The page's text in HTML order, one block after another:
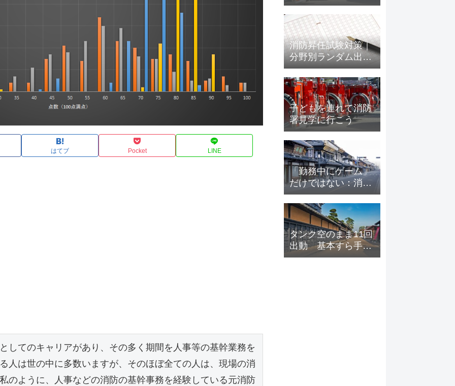
はてブ Pocket LINE
てのキャリアがあり、その多く期間を人事等の基幹業務を
人は世の中に多数いますが、そのほぼ全ての人は、現場の消
のように、人事などの消防の基幹事務を経験している元消防
消防昇任試験対策｜
分野別ランダム出題
で実力チェック【全
700問・期間限定無
料】
子どもを連れて消防
署見学に行こう
「勤務中にゲーム」
だけではない：消防
組織に蔓延する職務
怠慢の実態
タンク空のまま11回
出動 基本すら手放
した組織の自己暴露